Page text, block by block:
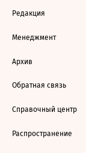
Редакция
Менеджмент
Архив
Обратная связь
Справочный центр
Распространение